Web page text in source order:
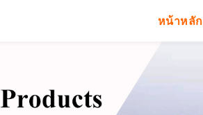
หน้าหลั